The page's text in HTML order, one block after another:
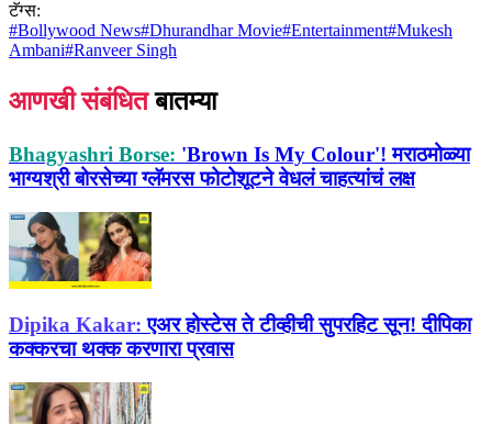
टॅग्स:
#Bollywood News#Dhurandhar Movie#Entertainment#Mukesh
Ambani#Ranveer Singh
आणखी संबंधित बातम्या
Bhagyashri Borse: 'Brown Is My Colour'! मराठमोळ्या
भाग्यश्री बोरसेच्या ग्लॅमरस फोटोशूटने वेधलं चाहत्यांचं लक्ष
Dipika Kakar: एअर होस्टेस ते टीव्हीची सुपरहिट सून! दीपिका
कक्करचा थक्क करणारा प्रवास